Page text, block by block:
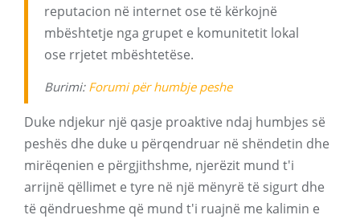
reputacion në internet ose të kërkojnë
mbështetje nga grupet e komunitetit lokal
ose rrjetet mbështetëse.
Burimi: Forumi për humbje peshe
Duke ndjekur një qasje proaktive ndaj humbjes së
peshës dhe duke u përqendruar në shëndetin dhe
mirëqenien e përgjithshme, njerëzit mund t'i
arrijnë qëllimet e tyre në një mënyrë të sigurt dhe
të qëndrueshme që mund t'i ruajnë me kalimin e